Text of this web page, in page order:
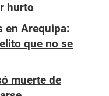
hurto
en Arequipa:
que no se
muerte de